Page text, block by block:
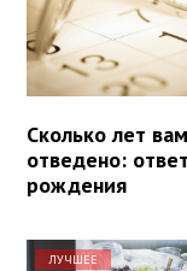
Сколько лет вам
отведено:
рождения
ЛУЧШЕЕ